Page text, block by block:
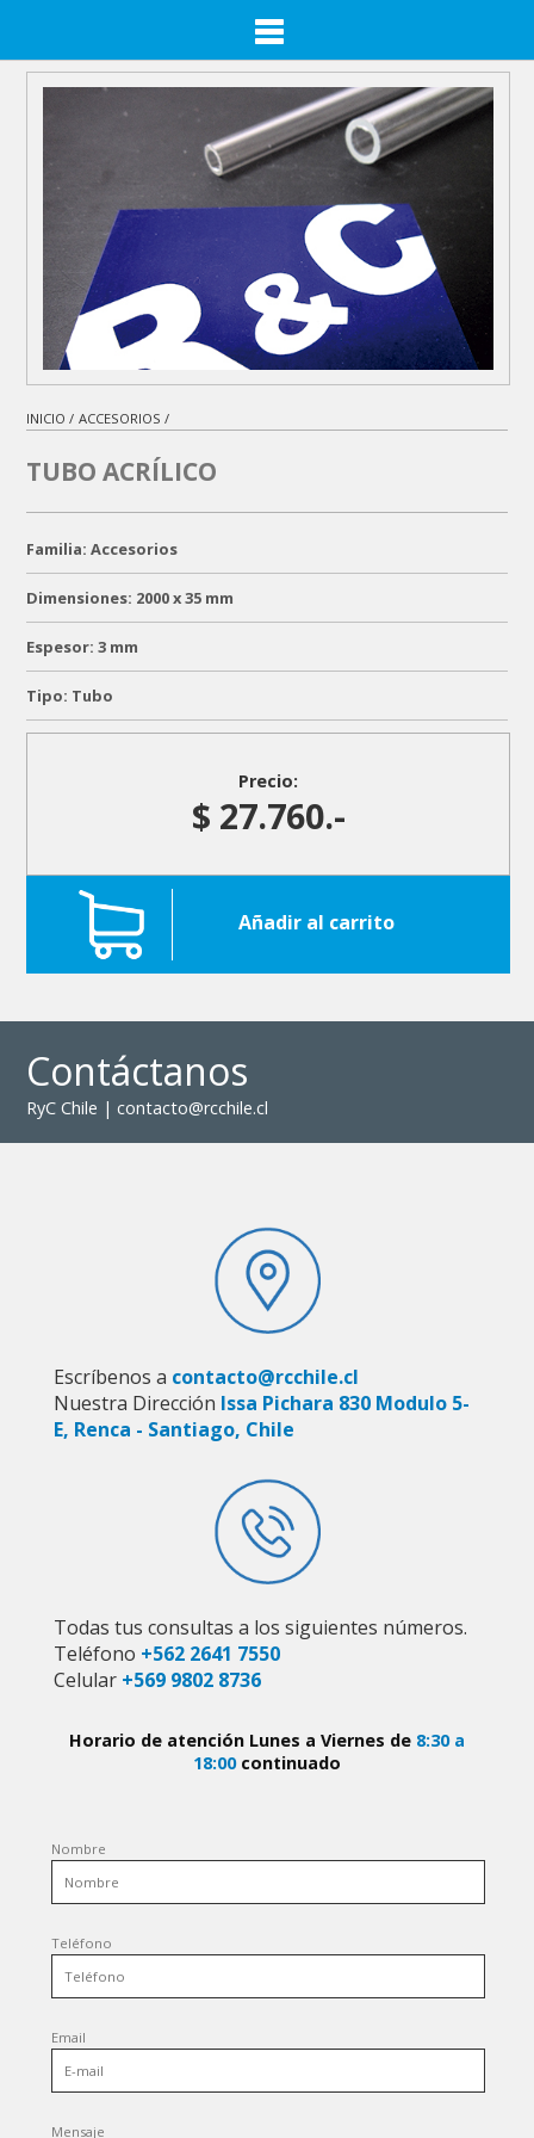
INICIO / ACCESORIOS /
TUBO ACRÍLICO
Familia: Accesorios
Dimensiones: 2000 x 35 mm
Espesor: 3 mm
Tipo: Tubo
Precio:
$ 27.760.-
Añadir al carrito
Contáctanos
RyC Chile | contacto@rcchile.cl
Escríbenos a contacto@rcchile.cl
Nuestra Dirección Issa Pichara 830 Modulo 5-
E, Renca - Santiago, Chile
Todas tus consultas a los siguientes números.
Teléfono +562 2641 7550
Celular +569 9802 8736
Horario de atención Lunes a Viernes de 8:30 a
18:00continuado
Nombre
Teléfono
Email
Mensaje